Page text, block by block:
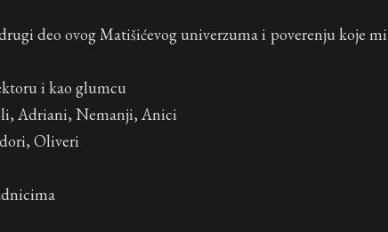
deo ovog Matišićevog univerzuma i poverenju koje mi
i kao glumcu
Adriani, Nemanji, Anici
Oliveri